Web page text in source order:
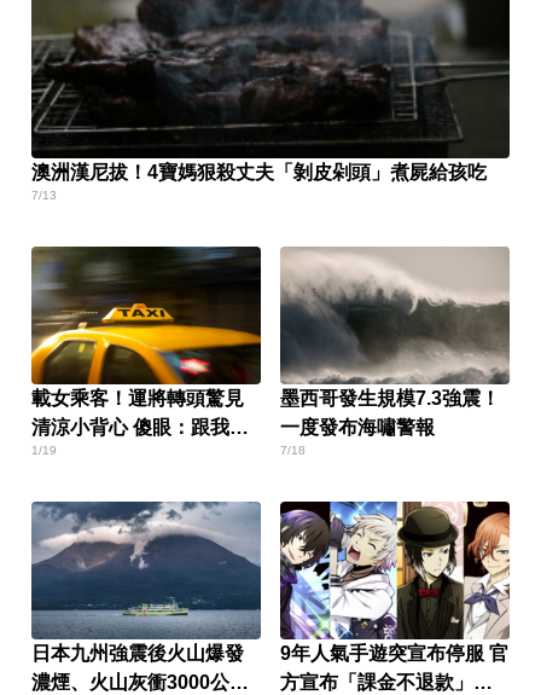
澳洲漢尼拔！4寶媽狠殺丈夫「剝皮剁頭」煮屍給孩吃
7/13
載女乘客！運將轉頭驚見
清涼小背心 傻眼：跟我有
仇？
1/19
墨西哥發生規模7.3強震！
一度發布海嘯警報
7/18
日本九州強震後火山爆發
濃煙、火山灰衝3000公尺
9年人氣手遊突宣布停服 官
方宣布「課金不退款」玩